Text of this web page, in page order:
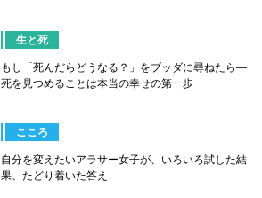
生と死
もし「死んだらどうなる？」をブッダに尋ねたら―
死を見つめることは本当の幸せの第一歩
こころ
自分を変えたいアラサー女子が、いろいろ試した結
果、たどり着いた答え